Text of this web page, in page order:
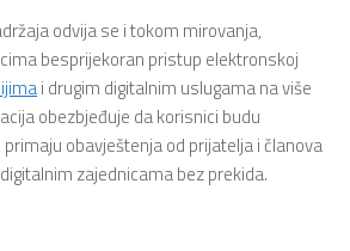
odvija se i tokom mirovanja,
besprijekoran pristup elektronskoj
i drugim digitalnim uslugama na više
obezbjeđuje da korisnici budu
obavještenja od prijatelja i članova
zajednicama bez prekida.